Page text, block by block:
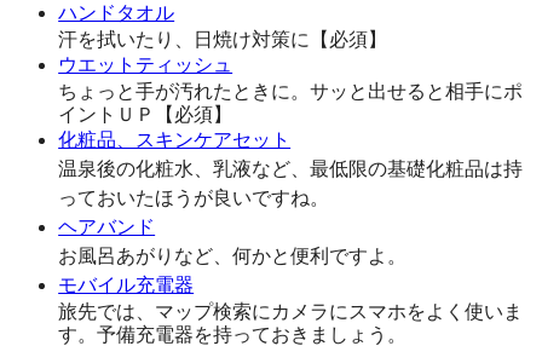
ハンドタオル
汗を拭いたり、日焼け対策に【必須】
ウエットティッシュ
ちょっと手が汚れたときに。サッと出せると相手にポ
イントＵＰ【必須】
化粧品、スキンケアセット
温泉後の化粧水、乳液など、最低限の基礎化粧品は持
っておいたほうが良いですね。
ヘアバンド
お風呂あがりなど、何かと便利ですよ。
モバイル充電器
旅先では、マップ検索にカメラにスマホをよく使いま
す。予備充電器を持っておきましょう。